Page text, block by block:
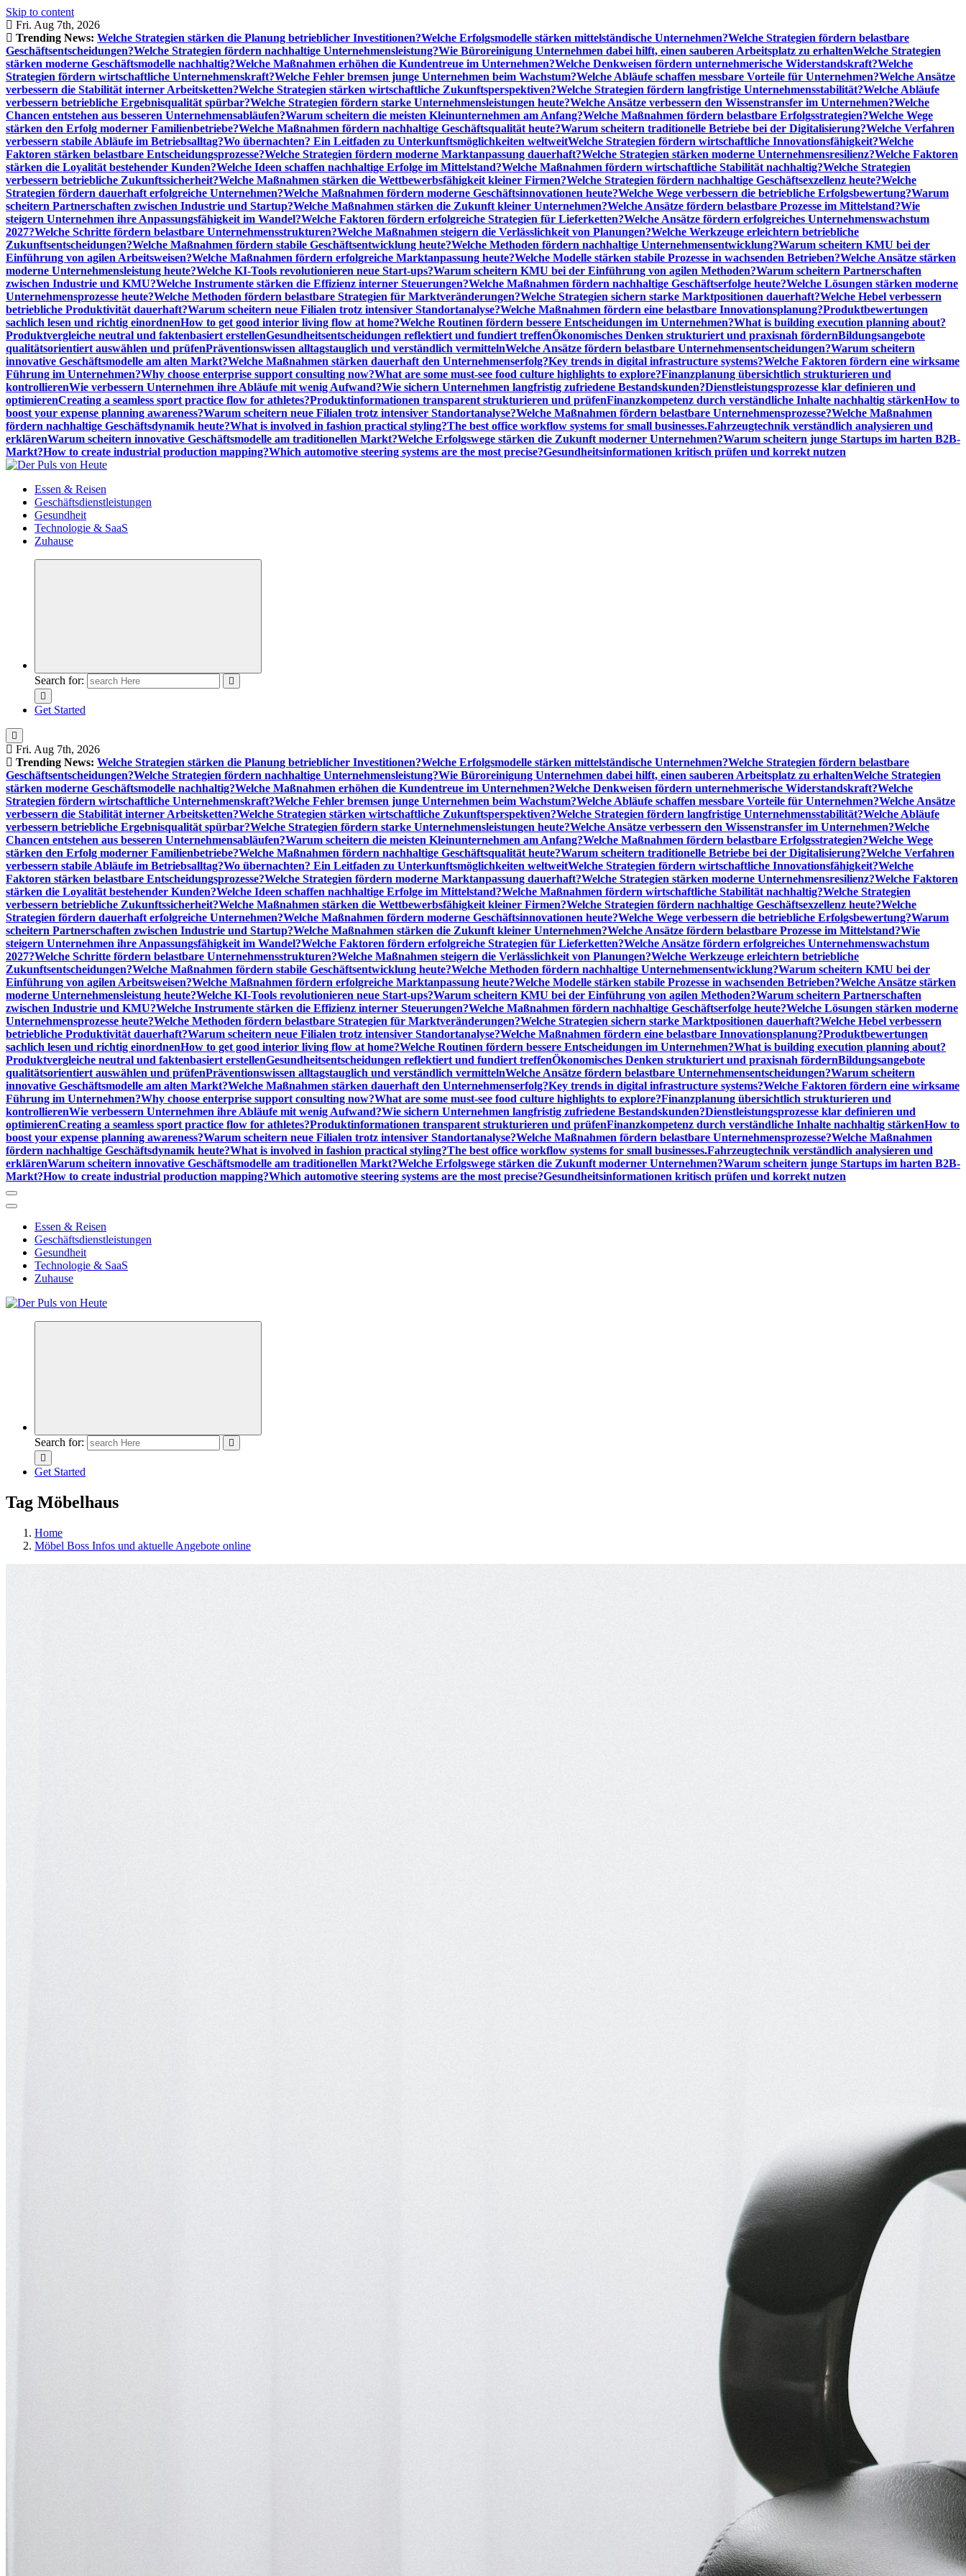
Skip to content
Fri. Aug 7th, 2026
Trending News: Welche Strategien stärken die Planung betrieblicher Investitionen?Welche Erfolgsmodelle stärken mittelständische Unternehmen?Welche Strategien fördern belastbare
Geschäftsentscheidungen?Welche Strategien fördern nachhaltige Unternehmensleistung?Wie Büroreinigung Unternehmen dabei hilft, einen sauberen Arbeitsplatz zu erhaltenWelche Strategien
stärken moderne Geschäftsmodelle nachhaltig?Welche Maßnahmen erhöhen die Kundentreue im Unternehmen?Welche Denkweisen fördern unternehmerische Widerstandskraft?Welche
Strategien fördern wirtschaftliche Unternehmenskraft?Welche Fehler bremsen junge Unternehmen beim Wachstum?Welche Abläufe schaffen messbare Vorteile für Unternehmen?Welche Ansätze
verbessern die Stabilität interner Arbeitsketten?Welche Strategien stärken wirtschaftliche Zukunftsperspektiven?Welche Strategien fördern langfristige Unternehmensstabilität?Welche Abläufe
verbessern betriebliche Ergebnisqualität spürbar?Welche Strategien fördern starke Unternehmensleistungen heute?Welche Ansätze verbessern den Wissenstransfer im Unternehmen?Welche
Chancen entstehen aus besseren Unternehmensabläufen?Warum scheitern die meisten Kleinunternehmen am Anfang?Welche Maßnahmen fördern belastbare Erfolgsstrategien?Welche Wege
stärken den Erfolg moderner Familienbetriebe?Welche Maßnahmen fördern nachhaltige Geschäftsqualität heute?Warum scheitern traditionelle Betriebe bei der Digitalisierung?Welche Verfahren
verbessern stabile Abläufe im Betriebsalltag?Wo übernachten? Ein Leitfaden zu Unterkunftsmöglichkeiten weltweitWelche Strategien fördern wirtschaftliche Innovationsfähigkeit?Welche
Faktoren stärken belastbare Entscheidungsprozesse?Welche Strategien fördern moderne Marktanpassung dauerhaft?Welche Strategien stärken moderne Unternehmensresilienz?Welche Faktoren
stärken die Loyalität bestehender Kunden?Welche Ideen schaffen nachhaltige Erfolge im Mittelstand?Welche Maßnahmen fördern wirtschaftliche Stabilität nachhaltig?Welche Strategien
verbessern betriebliche Zukunftssicherheit?Welche Maßnahmen stärken die Wettbewerbsfähigkeit kleiner Firmen?Welche Strategien fördern nachhaltige Geschäftsexzellenz heute?Welche
Strategien fördern dauerhaft erfolgreiche Unternehmen?Welche Maßnahmen fördern moderne Geschäftsinnovationen heute?Welche Wege verbessern die betriebliche Erfolgsbewertung?Warum
scheitern Partnerschaften zwischen Industrie und Startup?Welche Maßnahmen stärken die Zukunft kleiner Unternehmen?Welche Ansätze fördern belastbare Prozesse im Mittelstand?Wie
steigern Unternehmen ihre Anpassungsfähigkeit im Wandel?Welche Faktoren fördern erfolgreiche Strategien für Lieferketten?Welche Ansätze fördern erfolgreiches Unternehmenswachstum
2027?Welche Schritte fördern belastbare Unternehmensstrukturen?Welche Maßnahmen steigern die Verlässlichkeit von Planungen?Welche Werkzeuge erleichtern betriebliche
Zukunftsentscheidungen?Welche Maßnahmen fördern stabile Geschäftsentwicklung heute?Welche Methoden fördern nachhaltige Unternehmensentwicklung?Warum scheitern KMU bei der
Einführung von agilen Arbeitsweisen?Welche Maßnahmen fördern erfolgreiche Marktanpassung heute?Welche Modelle stärken stabile Prozesse in wachsenden Betrieben?Welche Ansätze stärken
moderne Unternehmensleistung heute?Welche KI-Tools revolutionieren neue Start-ups?Warum scheitern KMU bei der Einführung von agilen Methoden?Warum scheitern Partnerschaften
zwischen Industrie und KMU?Welche Instrumente stärken die Effizienz interner Steuerungen?Welche Maßnahmen fördern nachhaltige Geschäftserfolge heute?Welche Lösungen stärken moderne
Unternehmensprozesse heute?Welche Methoden fördern belastbare Strategien für Marktveränderungen?Welche Strategien sichern starke Marktpositionen dauerhaft?Welche Hebel verbessern
betriebliche Produktivität dauerhaft?Warum scheitern neue Filialen trotz intensiver Standortanalyse?Welche Maßnahmen fördern eine belastbare Innovationsplanung?Produktbewertungen
sachlich lesen und richtig einordnenHow to get good interior living flow at home?Welche Routinen fördern bessere Entscheidungen im Unternehmen?What is building execution planning about?
Produktvergleiche neutral und faktenbasiert erstellenGesundheitsentscheidungen reflektiert und fundiert treffenÖkonomisches Denken strukturiert und praxisnah fördernBildungsangebote
qualitätsorientiert auswählen und prüfenPräventionswissen alltagstauglich und verständlich vermittelnWelche Ansätze fördern belastbare Unternehmensentscheidungen?Warum scheitern
innovative Geschäftsmodelle am alten Markt?Welche Maßnahmen stärken dauerhaft den Unternehmenserfolg?Key trends in digital infrastructure systems?Welche Faktoren fördern eine wirksame
Führung im Unternehmen?Why choose enterprise support consulting now?What are some must-see food culture highlights to explore?Finanzplanung übersichtlich strukturieren und
kontrollierenWie verbessern Unternehmen ihre Abläufe mit wenig Aufwand?Wie sichern Unternehmen langfristig zufriedene Bestandskunden?Dienstleistungsprozesse klar definieren und
optimierenCreating a seamless sport practice flow for athletes?Produktinformationen transparent strukturieren und prüfenFinanzkompetenz durch verständliche Inhalte nachhaltig stärkenHow to
boost your expense planning awareness?Warum scheitern neue Filialen trotz intensiver Standortanalyse?Welche Maßnahmen fördern belastbare Unternehmensprozesse?Welche Maßnahmen
fördern nachhaltige Geschäftsdynamik heute?What is involved in fashion practical styling?The best office workflow systems for small businesses.Fahrzeugtechnik verständlich analysieren und
erklärenWarum scheitern innovative Geschäftsmodelle am traditionellen Markt?Welche Erfolgswege stärken die Zukunft moderner Unternehmen?Warum scheitern junge Startups im harten B2B-
Markt?How to create industrial production mapping?Which automotive steering systems are the most precise?Gesundheitsinformationen kritisch prüfen und korrekt nutzen
Meldungen die Resonanz finden
Essen & Reisen
Geschäftsdienstleistungen
Gesundheit
Technologie & SaaS
Zuhause
Search for:
Get Started
Fri. Aug 7th, 2026
Trending News: Welche Strategien stärken die Planung betrieblicher Investitionen?Welche Erfolgsmodelle stärken mittelständische Unternehmen?Welche Strategien fördern belastbare
Geschäftsentscheidungen?Welche Strategien fördern nachhaltige Unternehmensleistung?Wie Büroreinigung Unternehmen dabei hilft, einen sauberen Arbeitsplatz zu erhaltenWelche Strategien
stärken moderne Geschäftsmodelle nachhaltig?Welche Maßnahmen erhöhen die Kundentreue im Unternehmen?Welche Denkweisen fördern unternehmerische Widerstandskraft?Welche
Strategien fördern wirtschaftliche Unternehmenskraft?Welche Fehler bremsen junge Unternehmen beim Wachstum?Welche Abläufe schaffen messbare Vorteile für Unternehmen?Welche Ansätze
verbessern die Stabilität interner Arbeitsketten?Welche Strategien stärken wirtschaftliche Zukunftsperspektiven?Welche Strategien fördern langfristige Unternehmensstabilität?Welche Abläufe
verbessern betriebliche Ergebnisqualität spürbar?Welche Strategien fördern starke Unternehmensleistungen heute?Welche Ansätze verbessern den Wissenstransfer im Unternehmen?Welche
Chancen entstehen aus besseren Unternehmensabläufen?Warum scheitern die meisten Kleinunternehmen am Anfang?Welche Maßnahmen fördern belastbare Erfolgsstrategien?Welche Wege
stärken den Erfolg moderner Familienbetriebe?Welche Maßnahmen fördern nachhaltige Geschäftsqualität heute?Warum scheitern traditionelle Betriebe bei der Digitalisierung?Welche Verfahren
verbessern stabile Abläufe im Betriebsalltag?Wo übernachten? Ein Leitfaden zu Unterkunftsmöglichkeiten weltweitWelche Strategien fördern wirtschaftliche Innovationsfähigkeit?Welche
Faktoren stärken belastbare Entscheidungsprozesse?Welche Strategien fördern moderne Marktanpassung dauerhaft?Welche Strategien stärken moderne Unternehmensresilienz?Welche Faktoren
stärken die Loyalität bestehender Kunden?Welche Ideen schaffen nachhaltige Erfolge im Mittelstand?Welche Maßnahmen fördern wirtschaftliche Stabilität nachhaltig?Welche Strategien
verbessern betriebliche Zukunftssicherheit?Welche Maßnahmen stärken die Wettbewerbsfähigkeit kleiner Firmen?Welche Strategien fördern nachhaltige Geschäftsexzellenz heute?Welche
Strategien fördern dauerhaft erfolgreiche Unternehmen?Welche Maßnahmen fördern moderne Geschäftsinnovationen heute?Welche Wege verbessern die betriebliche Erfolgsbewertung?Warum
scheitern Partnerschaften zwischen Industrie und Startup?Welche Maßnahmen stärken die Zukunft kleiner Unternehmen?Welche Ansätze fördern belastbare Prozesse im Mittelstand?Wie
steigern Unternehmen ihre Anpassungsfähigkeit im Wandel?Welche Faktoren fördern erfolgreiche Strategien für Lieferketten?Welche Ansätze fördern erfolgreiches Unternehmenswachstum
2027?Welche Schritte fördern belastbare Unternehmensstrukturen?Welche Maßnahmen steigern die Verlässlichkeit von Planungen?Welche Werkzeuge erleichtern betriebliche
Zukunftsentscheidungen?Welche Maßnahmen fördern stabile Geschäftsentwicklung heute?Welche Methoden fördern nachhaltige Unternehmensentwicklung?Warum scheitern KMU bei der
Einführung von agilen Arbeitsweisen?Welche Maßnahmen fördern erfolgreiche Marktanpassung heute?Welche Modelle stärken stabile Prozesse in wachsenden Betrieben?Welche Ansätze stärken
moderne Unternehmensleistung heute?Welche KI-Tools revolutionieren neue Start-ups?Warum scheitern KMU bei der Einführung von agilen Methoden?Warum scheitern Partnerschaften
zwischen Industrie und KMU?Welche Instrumente stärken die Effizienz interner Steuerungen?Welche Maßnahmen fördern nachhaltige Geschäftserfolge heute?Welche Lösungen stärken moderne
Unternehmensprozesse heute?Welche Methoden fördern belastbare Strategien für Marktveränderungen?Welche Strategien sichern starke Marktpositionen dauerhaft?Welche Hebel verbessern
betriebliche Produktivität dauerhaft?Warum scheitern neue Filialen trotz intensiver Standortanalyse?Welche Maßnahmen fördern eine belastbare Innovationsplanung?Produktbewertungen
sachlich lesen und richtig einordnenHow to get good interior living flow at home?Welche Routinen fördern bessere Entscheidungen im Unternehmen?What is building execution planning about?
Produktvergleiche neutral und faktenbasiert erstellenGesundheitsentscheidungen reflektiert und fundiert treffenÖkonomisches Denken strukturiert und praxisnah fördernBildungsangebote
qualitätsorientiert auswählen und prüfenPräventionswissen alltagstauglich und verständlich vermittelnWelche Ansätze fördern belastbare Unternehmensentscheidungen?Warum scheitern
innovative Geschäftsmodelle am alten Markt?Welche Maßnahmen stärken dauerhaft den Unternehmenserfolg?Key trends in digital infrastructure systems?Welche Faktoren fördern eine wirksame
Führung im Unternehmen?Why choose enterprise support consulting now?What are some must-see food culture highlights to explore?Finanzplanung übersichtlich strukturieren und
kontrollierenWie verbessern Unternehmen ihre Abläufe mit wenig Aufwand?Wie sichern Unternehmen langfristig zufriedene Bestandskunden?Dienstleistungsprozesse klar definieren und
optimierenCreating a seamless sport practice flow for athletes?Produktinformationen transparent strukturieren und prüfenFinanzkompetenz durch verständliche Inhalte nachhaltig stärkenHow to
boost your expense planning awareness?Warum scheitern neue Filialen trotz intensiver Standortanalyse?Welche Maßnahmen fördern belastbare Unternehmensprozesse?Welche Maßnahmen
fördern nachhaltige Geschäftsdynamik heute?What is involved in fashion practical styling?The best office workflow systems for small businesses.Fahrzeugtechnik verständlich analysieren und
erklärenWarum scheitern innovative Geschäftsmodelle am traditionellen Markt?Welche Erfolgswege stärken die Zukunft moderner Unternehmen?Warum scheitern junge Startups im harten B2B-
Markt?How to create industrial production mapping?Which automotive steering systems are the most precise?Gesundheitsinformationen kritisch prüfen und korrekt nutzen
Essen & Reisen
Geschäftsdienstleistungen
Gesundheit
Technologie & SaaS
Zuhause
Meldungen die Resonanz finden
Search for:
Get Started
Tag Möbelhaus
Home
Möbel Boss Infos und aktuelle Angebote online